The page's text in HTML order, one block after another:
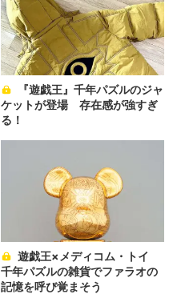
ケットが登場 存在感が強すぎ
る！
千年パズルの雑貨でファラオの
記憶を呼び覚まそう